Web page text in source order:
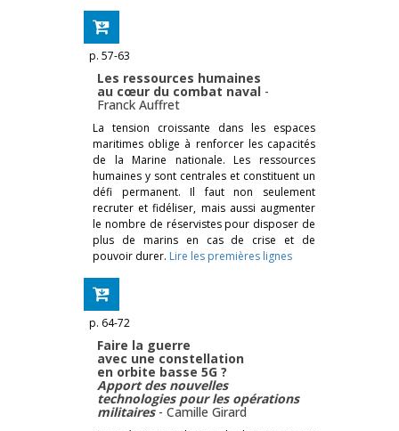
p. 57-63
Les ressources humaines
au cœur du combat naval -
Franck Auffret
La tension croissante dans les espaces
maritimes oblige à renforcer les capacités
de la Marine nationale. Les ressources
humaines y sont centrales et constituent un
défi permanent. Il faut non seulement
recruter et fidéliser, mais aussi augmenter
le nombre de réservistes pour disposer de
plus de marins en cas de crise et de
pouvoir durer. Lire les premières lignes
p. 64-72
Faire la guerre
avec une constellation
en orbite basse 5G ?
Apport des nouvelles
technologies pour les opérations
militaires - Camille Girard